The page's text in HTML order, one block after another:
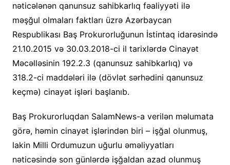
nəticələnən qanunsuz sahibkarlıq fəaliyyəti ilə
məşğul olmaları faktları üzrə Azərbaycan
Respublikası Baş Prokurorluğunun İstintaq idarəsində
21.10.2015 və 30.03.2018-ci il tarixlərdə Cinayət
Məcəlləsinin 192.2.3 (qanunsuz sahibkarlıq) və
318.2-ci maddələri ilə (dövlət sərhədini qanunsuz
keçmə) cinayət işləri başlanıb.
Baş Prokurorluqdan SalamNews-a verilən məlumata
görə, həmin cinayət işlərindən biri – işğal olunmuş,
lakin Milli Ordumuzun uğurlu əməliyyatları
nəticəsində son günlərdə işğaldan azad olunmuş